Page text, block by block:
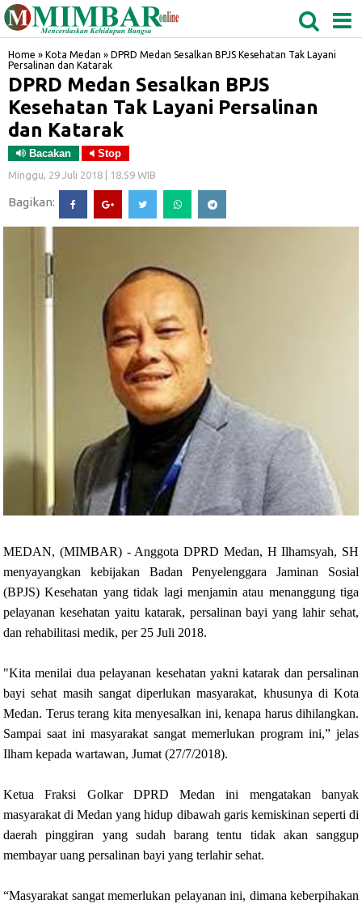
BIDANGRO
Home » Kota Medan » DPRD Medan Sesalkan BPJS Kesehatan Tak Layani
Persalinan dan Katarak
DPRD Medan Sesalkan BPJS
Kesehatan Tak Layani Persalinan
dan Katarak
Bacakan Stop
Minggu, 29 Juli 2018 | 18.59 WIB
Bagikan:
MEDAN, (MIMBAR) - Anggota DPRD Medan, H Ilhamsyah, SH
menyayangkan kebijakan Badan Penyelenggara Jaminan Sosial
(BPJS) Kesehatan yang tidak lagi menjamin atau menanggung tiga
pelayanan kesehatan yaitu katarak, persalinan bayi yang lahir sehat,
dan rehabilitasi medik, per 25 Juli 2018.
"Kita menilai dua pelayanan kesehatan yakni katarak dan persalinan
bayi sehat masih sangat diperlukan masyarakat, khusunya di Kota
Medan. Terus terang kita menyesalkan ini, kenapa harus dihilangkan.
Sampai saat ini masyarakat sangat memerlukan program ini,” jelas
Ilham kepada wartawan, Jumat (27/7/2018).
Ketua Fraksi Golkar DPRD Medan ini mengatakan banyak
masyarakat di Medan yang hidup dibawah garis kemiskinan seperti di
daerah pinggiran yang sudah barang tentu tidak akan sanggup
membayar uang persalinan bayi yang terlahir sehat.
“Masyarakat sangat memerlukan pelayanan ini, dimana keberpihakan